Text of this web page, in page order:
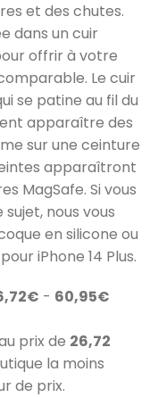
et des chutes.
dans un cuir
offrir à votre
Le cuir
se patine au fil du
apparaître des
sur une ceinture
apparaîtront
MagSafe. Si vous
nous vous
en silicone ou
iPhone 14 Plus.
- 60,95€
prix de 26,72
la moins
de prix.